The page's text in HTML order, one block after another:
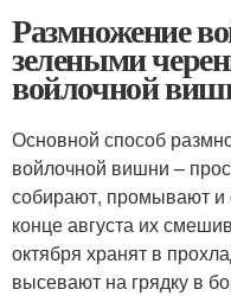
Размножение
зелеными
войлочной
Основной способ
войлочной вишни –
собирают, промывают и
конце августа их
октября хранят в
высевают на грядку в